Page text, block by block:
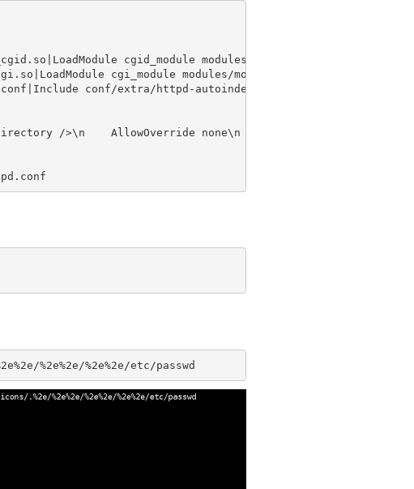
cgid_module modules/mod_cgid.so|g" /usr/
cgi_module modules/mod_cgi.so|g" /usr/local/
conf/extra/httpd-autoindex.conf|g" /usr/local/
/>\n    AllowOverride none\n    Require all